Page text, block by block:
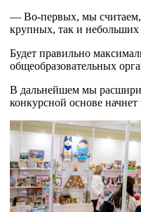
— Во-первых, мы считаем,
крупных, так и небольших
Будет правильно
общеобразовательных
В дальнейшем мы
конкурсной основе начнет